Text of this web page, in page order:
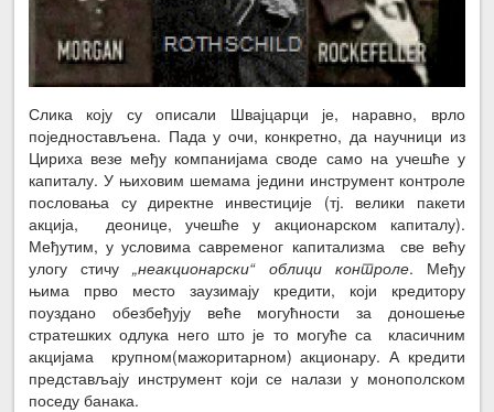
Слика коју су описали Швајцарци је, наравно, врло
поједностављена. Пада у очи, конкретно, да научници из
Цириха везе међу компанијама своде само на учешће у
капиталу. У њиховим шемама једини инструмент контроле
пословања су директне инвестиције (тј. велики пакети
акција, деонице, учешће у акционарском капиталу).
Међутим, у условима савременог капитализма све већу
улогу стичу„неакционарски“ облици контроле. Међу
њима прво место заузимају кредити, који кредитору
поуздано обезбеђују веће могућности за доношење
стратешких одлука него што је то могуће са класичним
акцијама крупном(мажоритарном) акционару. А кредити
представљају инструмент који се налази у монополском
поседу банака.